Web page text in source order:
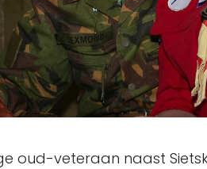
oud-veteraan naast